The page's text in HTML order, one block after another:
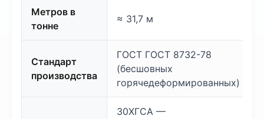
Метров в
тонне
≈ 31,7 м
Стандарт
производства
ГОСТ ГОСТ 8732-78
(бесшовных
горячедеформированных)
30ХГСА —